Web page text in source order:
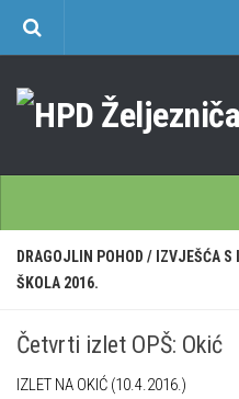
Učlanjenje
Kontakt
Plan izleta Sekcije društvenih
Novosti u SDI-u
Početna
Škole
Opća planinarska škola 9. 3. –
DRAGOJLIN POHOD / IZVJEŠĆA S
ŠKOLA 2016.
Četvrti izlet OPŠ: Okić
IZLET NA OKIĆ (10.4.2016.)